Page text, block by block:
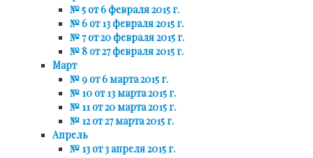
№ 5 от 6 февраля 2015 г.
№ 6 от 13 февраля 2015 г.
№ 7 от 20 февраля 2015 г.
№ 8 от 27 февраля 2015 г.
Март
№ 9 от 6 марта 2015 г.
№ 10 от 13 марта 2015 г.
№ 11 от 20 марта 2015 г.
№ 12 от 27 марта 2015 г.
Апрель
№ 13 от 3 апреля 2015 г.